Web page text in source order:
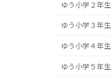
ゆう小学２年生
ゆう小学３年生
ゆう小学４年生
ゆう小学５年生